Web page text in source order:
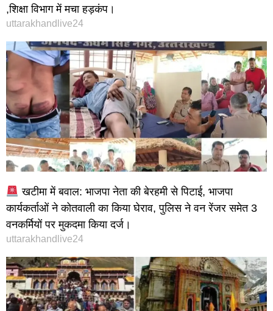
,शिक्षा विभाग में मचा हड़कंप।
uttarakhandlive24
खटीमा में बवाल: भाजपा नेता की बेरहमी से पिटाई, भाजपा
कार्यकर्ताओं ने कोतवाली का किया घेराव, पुलिस ने वन रेंजर समेत 3
वनकर्मियों पर मुकदमा किया दर्ज।
uttarakhandlive24